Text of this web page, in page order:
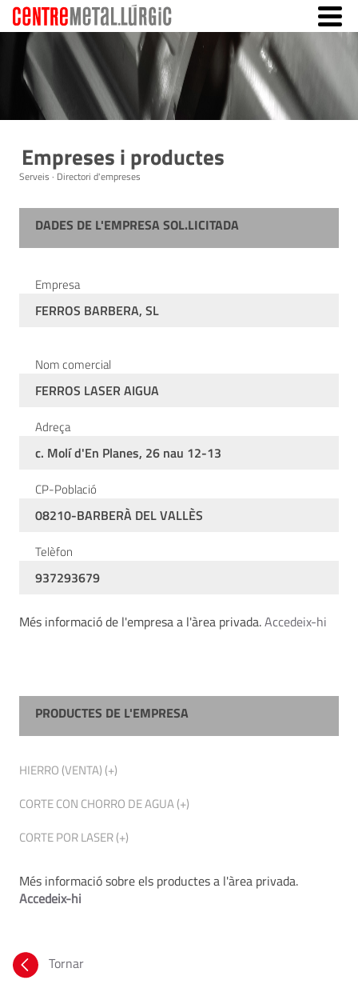
Empreses i productes
Serveis · Directori d'empreses
DADES DE L'EMPRESA SOL.LICITADA
Empresa
FERROS BARBERA, SL
Nom comercial
FERROS LASER AIGUA
Adreça
c. Molí d'En Planes, 26 nau 12-13
CP-Població
08210-BARBERÀ DEL VALLÈS
Telèfon
937293679
Més informació de l'empresa a l'àrea privada.Accedeix-hi
PRODUCTES DE L'EMPRESA
HIERRO (VENTA) (+)
CORTE CON CHORRO DE AGUA (+)
CORTE POR LASER (+)
Més informació sobre els productes a l'àrea privada.
Accedeix-hi
Tornar